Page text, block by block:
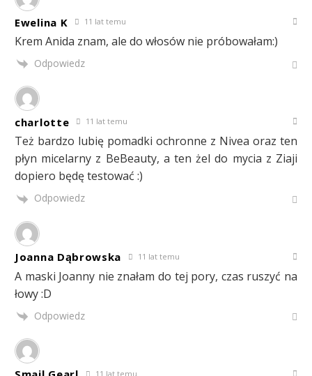
Ewelina K 11 lat temu
Krem Anida znam, ale do włosów nie próbowałam:)
Odpowiedz
charlotte 11 lat temu
Też bardzo lubię pomadki ochronne z Nivea oraz ten
płyn micelarny z BeBeauty, a ten żel do mycia z Ziaji
dopiero będę testować :)
Odpowiedz
Joanna Dąbrowska 11 lat temu
A maski Joanny nie znałam do tej pory, czas ruszyć na
łowy :D
Odpowiedz
11 lat temu